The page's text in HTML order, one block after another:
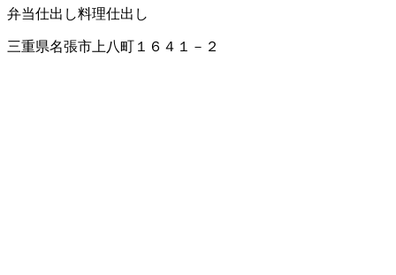
弁当仕出し料理仕出し
三重県名張市上八町１６４１－２